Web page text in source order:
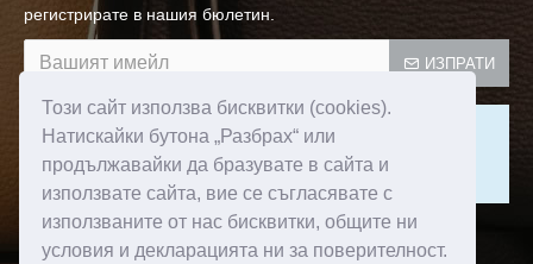
Този сайт използва бисквитки (cookies).
Натискайки бутона „Разбрах“ или
продължавайки да бразувате в сайта и
използвате сайта, вие се съгласявате с
използваните от нас бисквитки, общите ни
условия и декларацията ни за поверителност.
регистрирате в нашия бюлетин.
ИЗПРАТИ
Този сайт е защитен от reCAPTCHA и се прилагат
Политиката за поверителност
Условията за ползване
на Google.
Пoлитика зa изпoлзвaнe нa бисквитки